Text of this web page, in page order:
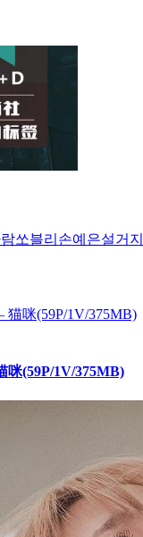
쏘블리 손예은설거지
咪(59P/1V/375MB)